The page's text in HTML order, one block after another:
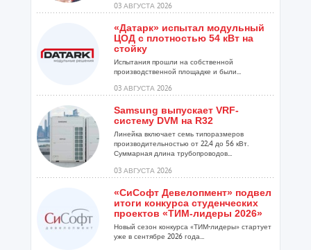
03 АВГУСТА 2026
«Датарк» испытал модульный
ЦОД с плотностью 54 кВт на
стойку
Испытания прошли на собственной
производственной площадке и были...
03 АВГУСТА 2026
Samsung выпускает VRF-
систему DVM на R32
Линейка включает семь типоразмеров
производительностью от 22,4 до 56 кВт.
Суммарная длина трубопроводов...
03 АВГУСТА 2026
«СиСофт Девелопмент» подвел
итоги конкурса студенческих
проектов «ТИМ-лидеры 2026»
Новый сезон конкурса «ТИМ-лидеры» стартует
уже в сентябре 2026 года...